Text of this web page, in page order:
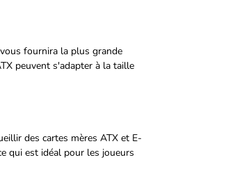
fournira la plus grande
peuvent s'adapter à la taille
des cartes mères ATX et E-
qui est idéal pour les joueurs